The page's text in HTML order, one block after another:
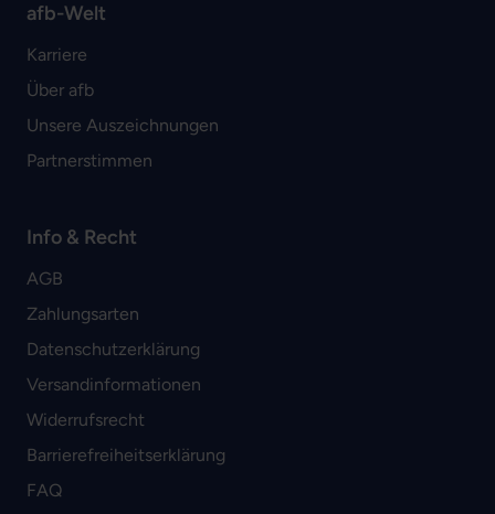
afb-Welt
Karriere
Über afb
Unsere Auszeichnungen
Partnerstimmen
Info & Recht
AGB
Zahlungsarten
Datenschutzerklärung
Versandinformationen
Widerrufsrecht
Barrierefreiheitserklärung
FAQ